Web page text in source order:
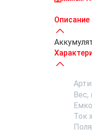
Описание
Вес,
Ток